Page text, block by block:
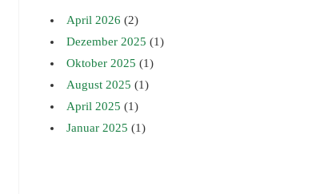
April 2026 (2)
Dezember 2025 (1)
Oktober 2025 (1)
August 2025 (1)
April 2025 (1)
Januar 2025 (1)